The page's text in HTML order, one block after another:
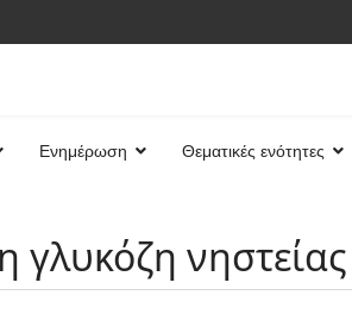
Ενημέρωση Θεματικές ενότητες
γλυκόζη νηστείας